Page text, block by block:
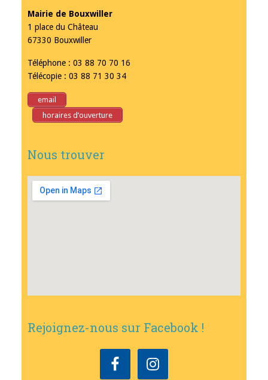
Mairie de Bouxwiller
1 place du Château
67330 Bouxwiller
Téléphone : 03 88 70 70 16
Télécopie : 03 88 71 30 34
email
horaires d’ouverture
Nous trouver
Rejoignez-nous sur Facebook !